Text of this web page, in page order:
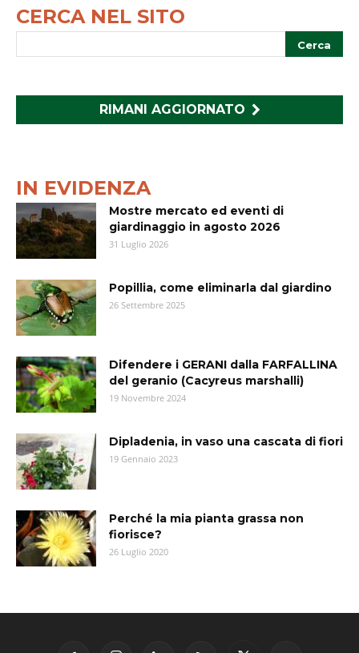
CERCA NEL SITO
RIMANI AGGIORNATO
IN EVIDENZA
Mostre mercato ed eventi di
giardinaggio in agosto 2026
31 Luglio 2026
Popillia, come eliminarla dal giardino
26 Settembre 2025
Difendere i GERANI dalla FARFALLINA
del geranio (Cacyreus marshalli)
19 Novembre 2024
Dipladenia, in vaso una cascata di fiori
19 Gennaio 2023
Perché la mia pianta grassa non
fiorisce?
26 Luglio 2020